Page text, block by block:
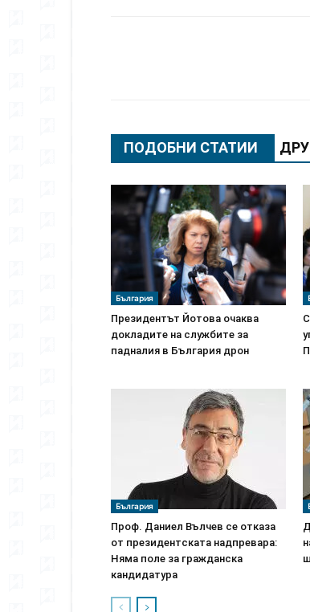
ПОДОБНИ СТАТИИ
България
Президентът Йотова очаква
докладите на службите за
падналия в България дрон
България
Проф. Даниел Вълчев се отказа
от президентската надпревара:
Няма поле за гражданска
кандидатура